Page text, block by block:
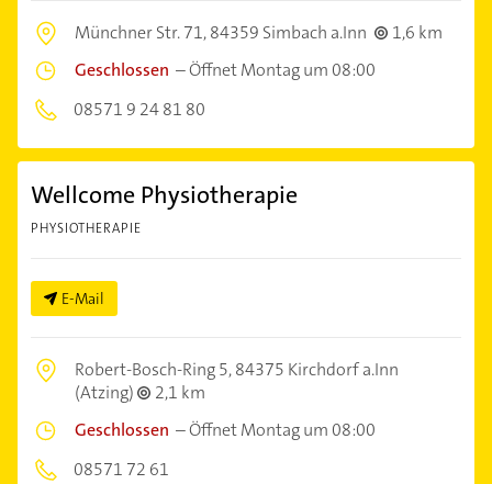
Münchner Str. 71,84359 Simbach a.Inn
1,6 km
Geschlossen –Öffnet Montag um 08:00
08571 9 24 81 80
Wellcome Physiotherapie
PHYSIOTHERAPIE
E-Mail
Robert-Bosch-Ring 5,84375 Kirchdorf a.Inn
(Atzing)
2,1 km
Geschlossen –Öffnet Montag um 08:00
08571 72 61